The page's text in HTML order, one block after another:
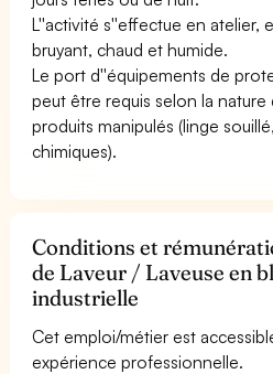
L''activité s''effectue en atelier,
bruyant, chaud et humide.
Le port d''équipements de
peut être requis selon la nature
produits manipulés (linge
chimiques).
Conditions et
de Laveur / Laveuse en
industrielle
Cet emploi/métier est
expérience professionnelle.